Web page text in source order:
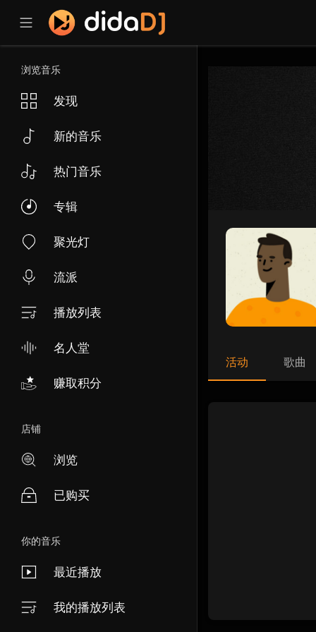
浏览音乐
发现
新的音乐
热门音乐
专辑
聚光灯
流派
播放列表
名人堂
赚取积分
店铺
浏览
已购买
你的音乐
最近播放
我的播放列表
活动 歌曲